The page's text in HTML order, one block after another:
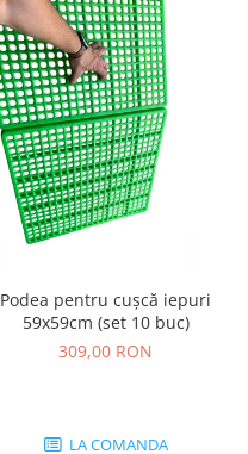
Podea pentru cușcă iepuri
59x59cm (set 10 buc)
309,00 RON
LA COMANDA